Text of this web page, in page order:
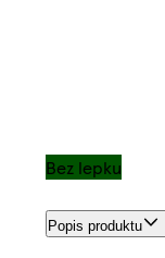
Bez lepku
Popis produktu